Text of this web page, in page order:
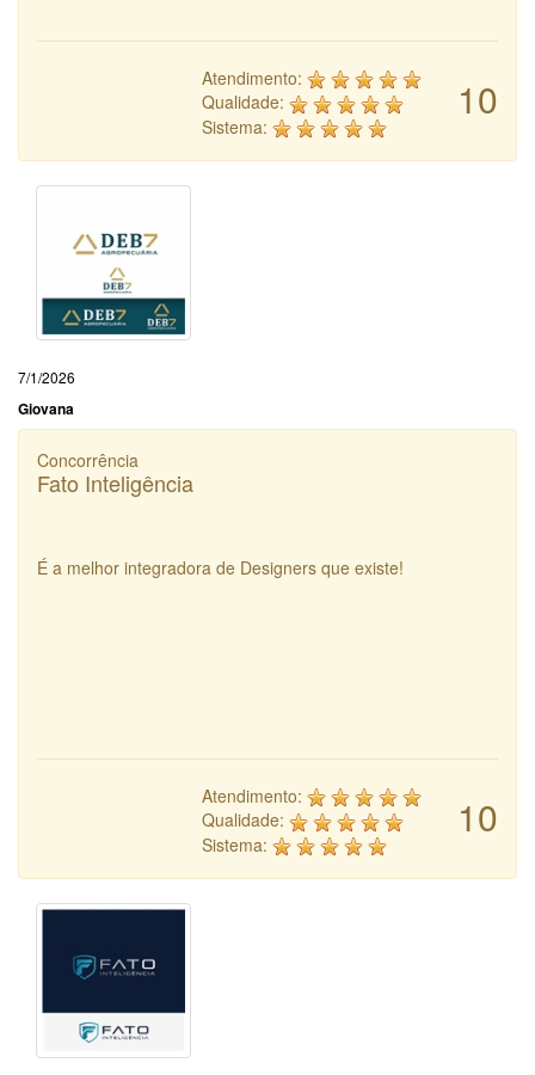
10
Atendimento:
Qualidade:
Sistema:
7/1/2026
Giovana
Concorrência
Fato Inteligência
É a melhor integradora de Designers que existe!
10
Atendimento:
Qualidade:
Sistema: